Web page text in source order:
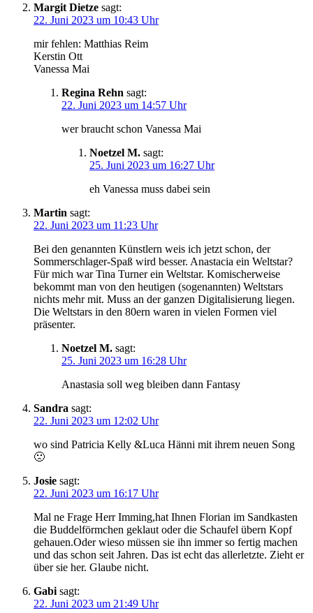
Margit Dietze sagt:
22. Juni 2023 um 10:43 Uhr
mir fehlen: Matthias Reim
Kerstin Ott
Vanessa Mai
Regina Rehn sagt:
22. Juni 2023 um 14:57 Uhr
wer braucht schon Vanessa Mai
Noetzel M. sagt:
25. Juni 2023 um 16:27 Uhr
eh Vanessa muss dabei sein
Martin sagt:
22. Juni 2023 um 11:23 Uhr
Bei den genannten Künstlern weis ich jetzt schon, der
Sommerschlager-Spaß wird besser. Anastacia ein Weltstar?
Für mich war Tina Turner ein Weltstar. Komischerweise
bekommt man von den heutigen (sogenannten) Weltstars
nichts mehr mit. Muss an der ganzen Digitalisierung liegen.
Die Weltstars in den 80ern waren in vielen Formen viel
präsenter.
Noetzel M. sagt:
25. Juni 2023 um 16:28 Uhr
Anastasia soll weg bleiben dann Fantasy
Sandra sagt:
22. Juni 2023 um 12:02 Uhr
wo sind Patricia Kelly &Luca Hänni mit ihrem neuen Song
🙁
Josie sagt:
22. Juni 2023 um 16:17 Uhr
Mal ne Frage Herr Imming,hat Ihnen Florian im Sandkasten
die Buddelförmchen geklaut oder die Schaufel übern Kopf
gehauen.Oder wieso müssen sie ihn immer so fertig machen
und das schon seit Jahren. Das ist echt das allerletzte. Zieht er
über sie her. Glaube nicht.
Gabi sagt:
22. Juni 2023 um 21:49 Uhr